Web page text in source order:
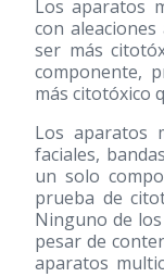
Los aparatos
con
ser más
componente,
más citotóxico
Los aparatos
faciales,
un solo
prueba de
Ninguno de
pesar de
aparatos